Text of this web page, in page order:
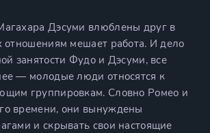
Дэсуми влюблены друг в
отношениям мешает работа. И дело
занятости Фудо и Дэсуми, все
— молодые люди относятся к
группировкам. Словно Ромео и
времени, они вынуждены
и скрывать свои настоящие